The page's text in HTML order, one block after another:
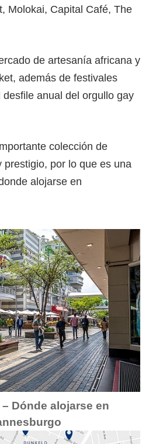
Molokai, Capital Café, The
de artesanía africana y
además de festivales
anual del orgullo gay
colección de
prestigio, por lo que es una
alojarse en
Dónde alojarse en